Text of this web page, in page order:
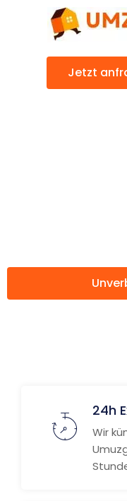
Jetzt
24h
Wir